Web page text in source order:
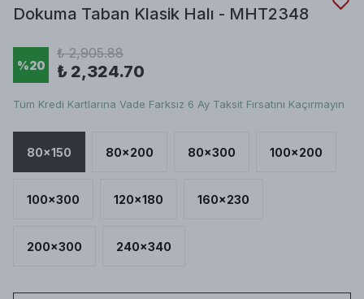
Dokuma Taban Klasik Halı - MHT2348
%20
₺ 2,905.88
₺ 2,324.70
Tüm Kredi Kartlarına Vade Farksız 6 Ay Taksit Fırsatını Kaçırmayın
80x150 80x200 80x300 100x200
100x300 120x180 160x230
200x300 240x340